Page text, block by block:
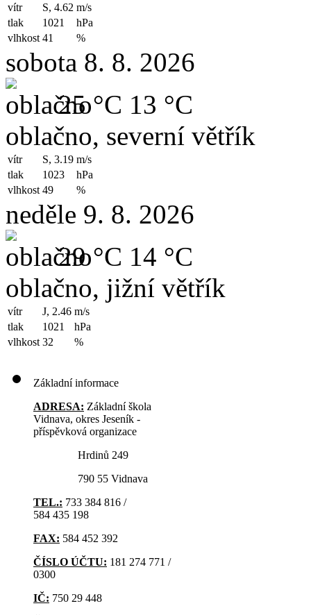
vítr S, 4.62 m/s
tlak
1021
hPa
vlhkost 41 %
sobota 8. 8. 2026
25 °C 13 °C
oblačno, severní větřík
vítr S, 3.19 m/s
tlak
1023
hPa
vlhkost 49 %
neděle 9. 8. 2026
29 °C 14 °C
oblačno, jižní větřík
vítr J, 2.46 m/s
tlak
1021
hPa
vlhkost 32 %
Základní informace
ADRESA: Základní škola
Vidnava, okres Jeseník -
příspěvková organizace
Hrdinů 249
790 55 Vidnava
TEL.: 733 384 816 /
584 435 198
FAX: 584 452 392
ČÍSLO ÚČTU: 181 274 771 /
0300
IČ: 750 29 448